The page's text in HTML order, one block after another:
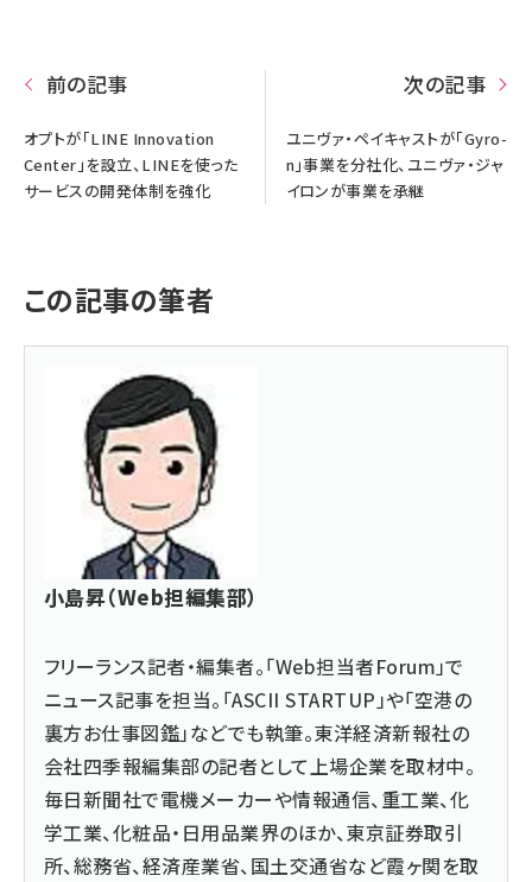
前の記事
オプトが「LINE Innovation
Center」を設立、LINEを使った
サービスの開発体制を強化
次の記事
ユニヴァ・ペイキャストが「Gyro-
n」事業を分社化、ユニヴァ・ジャ
イロンが事業を承継
この記事の筆者
小島昇（Web担編集部）
フリーランス記者・編集者。「Web担当者Forum」で
ニュース記事を担当。「ASCII STARTUP」や「空港の
裏方お仕事図鑑」などでも執筆。東洋経済新報社の
会社四季報編集部の記者として上場企業を取材中。
毎日新聞社で電機メーカーや情報通信、重工業、化
学工業、化粧品・日用品業界のほか、東京証券取引
所、総務省、経済産業省、国土交通省など霞ヶ関を取